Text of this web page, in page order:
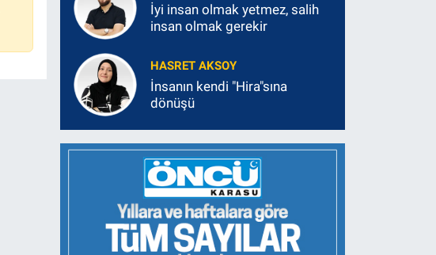
İyi insan olmak yetmez, salih
insan olmak gerekir
HASRET AKSOY
İnsanın kendi "Hira"sına
dönüşü